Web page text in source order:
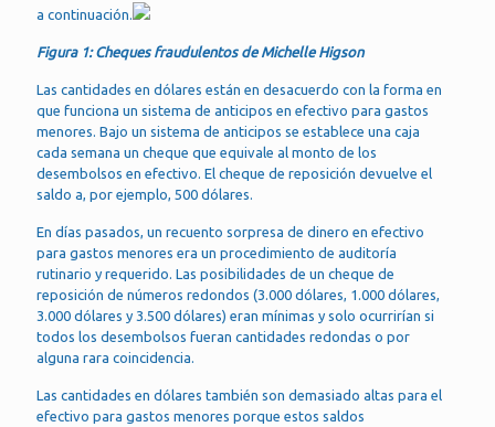
a continuación.
Figura 1: Cheques fraudulentos de Michelle Higson
Las cantidades en dólares están en desacuerdo con la forma en
que funciona un sistema de anticipos en efectivo para gastos
menores. Bajo un sistema de anticipos se establece una caja
cada semana un cheque que equivale al monto de los
desembolsos en efectivo. El cheque de reposición devuelve el
saldo a, por ejemplo, 500 dólares.
En días pasados, un recuento sorpresa de dinero en efectivo
para gastos menores era un procedimiento de auditoría
rutinario y requerido. Las posibilidades de un cheque de
reposición de números redondos (3.000 dólares, 1.000 dólares,
3.000 dólares y 3.500 dólares) eran mínimas y solo ocurrirían si
todos los desembolsos fueran cantidades redondas o por
alguna rara coincidencia.
Las cantidades en dólares también son demasiado altas para el
efectivo para gastos menores porque estos saldos